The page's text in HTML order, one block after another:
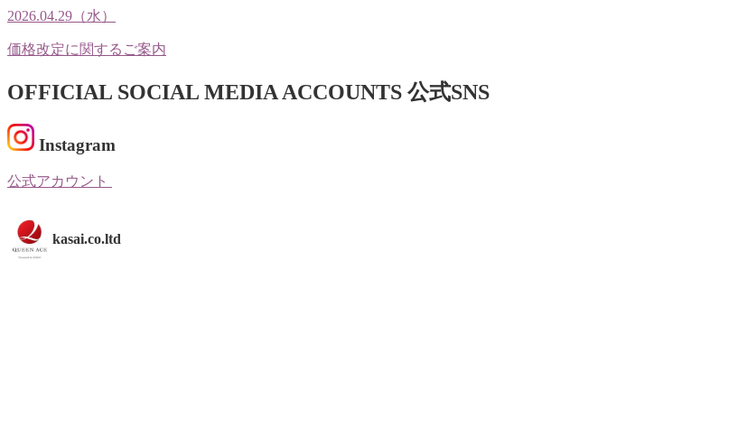
2026.04.29（水）
価格改定に関するご案内
OFFICIAL SOCIAL MEDIA ACCOUNTS 公式SNS
Instagram
公式アカウント
kasai.co.ltd